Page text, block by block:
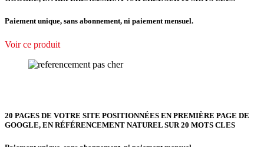
Paiement unique, sans abonnement, ni paiement mensuel.
Voir ce produit
20 PAGES DE VOTRE SITE POSITIONNÉES EN PREMIÈRE PAGE DE
GOOGLE, EN RÉFÉRENCEMENT NATUREL SUR 20 MOTS CLES